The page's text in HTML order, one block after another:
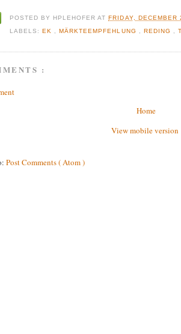
POSTED BY HPLEHOFERATFRIDAY, DECEMBER
LABELS:EK ,MÄRKTEEMPFEHLUNG REDING
:
Home
View mobile version
Post Comments ( Atom )